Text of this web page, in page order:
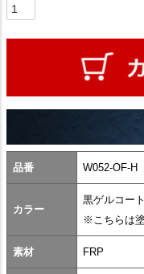
品番 W052-OF-H
カラー
黒ゲルコー
※こちらは
素材 FRP